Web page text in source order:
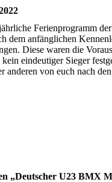
Ferienprogramm
dem anfänglichen
Diese waren die
eindeutiger Sieger
anderen von euch nach
„Deutscher U23 BMX